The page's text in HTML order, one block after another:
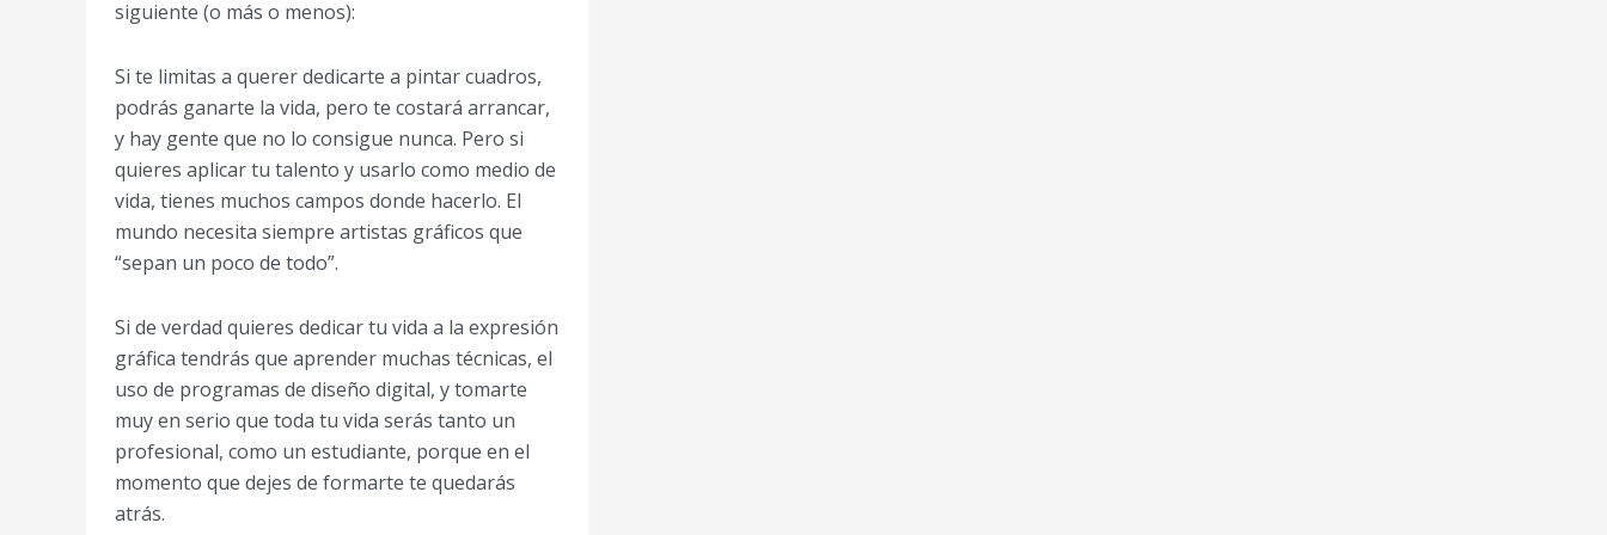
siguiente (o más o menos):
Si te limitas a querer dedicarte a pintar cuadros,
podrás ganarte la vida, pero te costará arrancar,
y hay gente que no lo consigue nunca. Pero si
quieres aplicar tu talento y usarlo como medio de
vida, tienes muchos campos donde hacerlo. El
mundo necesita siempre artistas gráficos que
“sepan un poco de todo”.
Si de verdad quieres dedicar tu vida a la expresión
gráfica tendrás que aprender muchas técnicas, el
uso de programas de diseño digital, y tomarte
muy en serio que toda tu vida serás tanto un
profesional, como un estudiante, porque en el
momento que dejes de formarte te quedarás
atrás.